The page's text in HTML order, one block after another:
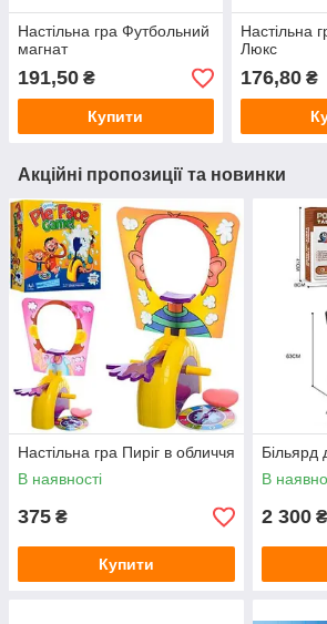
Настільна гра Футбольний
магнат
191,50 ₴
Купити
Настільна
Люкс
176,80₴
Акційні пропозиції та новинки
Настільна гра Пиріг в обличчя
В наявності
375 ₴
Купити
Більярд
В
2 300 ₴